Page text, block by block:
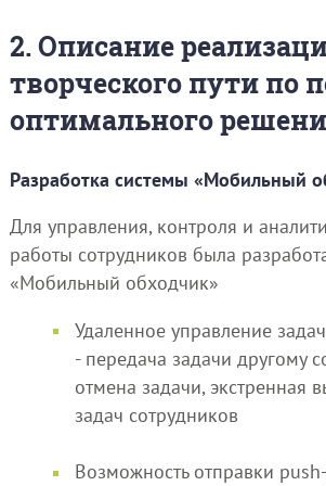
2. Описание
творческого пути по
оптимального
Разработка системы «Мобильный
Для управления, контроля и
работы сотрудников была
«Мобильный обходчик»
Удаленное управление
- передача задачи другому
отмена задачи, экстренная
задач сотрудников
Возможность отправки